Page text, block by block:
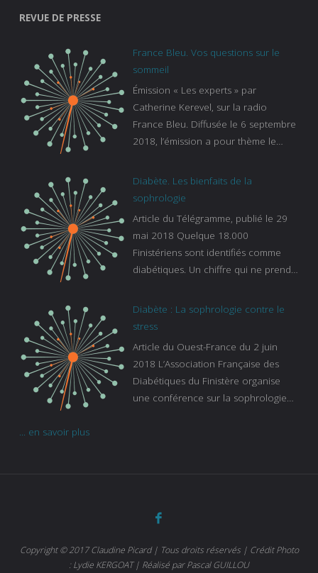
REVUE DE PRESSE
France Bleu. Vos questions sur le
sommeil
Émission « Les experts » par
Catherine Kerevel, sur la radio
France Bleu. Diffusée le 6 septembre
2018, l’émission a pour thème le
bleu :
https://www.francebleu.fr/emissions/l
sur-le-sommeil
Diabète. Les bienfaits de la
sophrologie
Article du Télégramme, publié le 29
mai 2018 Quelque 18.000
Finistériens sont identifiés comme
diabétiques. Un chiffre qui ne prend
s’ignorent. « C’est une pathologie qui
de la Caisse primaire d’assurance-
maladie. C’est aussi une pathologie
qui peut être handicapante et coûte
cher quand on sait que 37 % des
d’autant que le diabète
Diabète : La sophrologie contre le
stress
Article du Ouest-France du 2 juin
2018 L’Association Française des
Diabétiques du Finistère organise
une conférence sur la sophrologie
... en savoir plus
Copyright © 2017 Claudine Picard | Tous droits réservés | Crédit Photo
: Lydie KERGOAT | Réalisé par Pascal GUILLOU